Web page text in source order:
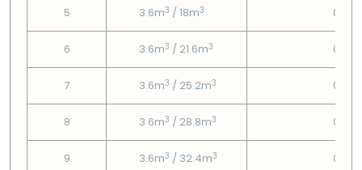
5 3.6m3 / 18m3 0.75€
6 3.6m3 / 21.6m3 0.75€
7 3.6m3 / 25.2m3 0.75€
8 3.6m3 / 28.8m3 0.75€
9 3.6m3 / 32.4m3 0.75€